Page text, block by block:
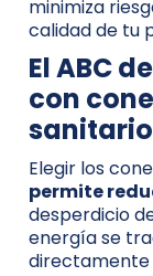
minimiza
calidad de tu
El ABC
con
Elegir los
permite
desperdicio
energía se
directamente